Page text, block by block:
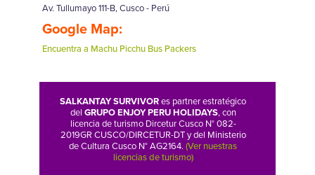
Av. Tullumayo 111-B, Cusco - Perú
Google Map:
Encuentra a Machu Picchu Bus Packers
SALKANTAY SURVIVORes partner estratégico
del GRUPO ENJOY PERU HOLIDAYS, con
licencia de turismo Dircetur Cusco N° 082-
2019GR CUSCO/DIRCETUR-DT y del Ministerio
de Cultura Cusco N° AG2164. (Ver nuestras
licencias de turismo)